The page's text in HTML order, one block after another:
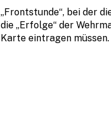
„Frontstunde“, bei der
die „Erfolge“ der
Karte eintragen müssen.